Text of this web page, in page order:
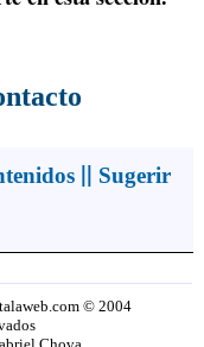
|| Sugerir
© 2004